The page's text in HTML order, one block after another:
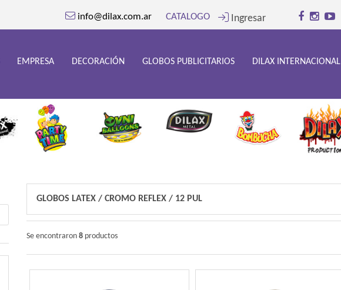
info@dilax.com.ar CATALOGO Ingresar
EMPRESA DECORACIÓN GLOBOS PUBLICITARIOS DILAX INTERNACIONAL
GLOBOS LATEX /CROMO REFLEX / 12 PUL
Se encontraron 8 productos